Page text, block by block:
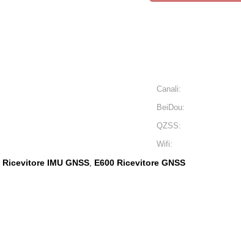
Canali:
BeiDou:
QZSS:
Wifi:
Ricevitore IMU GNSS, E600 Ricevitore GNSS